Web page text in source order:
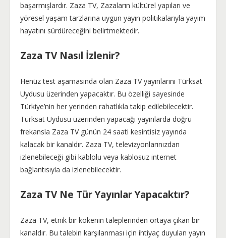
başarmışlardır. Zaza TV, Zazaların kültürel yapıları ve
yöresel yaşam tarzlarına uygun yayın politikalarıyla yayım
hayatını sürdüreceğini belirtmektedir.
Zaza TV Nasıl İzlenir?
Henüz test aşamasında olan Zaza TV yayınlarını Türksat
Uydusu üzerinden yapacaktır. Bu özelliği sayesinde
Türkiye’nin her yerinden rahatlıkla takip edilebilecektir.
Türksat Uydusu üzerinden yapacağı yayınlarda doğru
frekansla Zaza TV günün 24 saati kesintisiz yayında
kalacak bir kanaldır. Zaza TV, televizyonlarınızdan
izlenebileceği gibi kablolu veya kablosuz internet
bağlantısıyla da izlenebilecektir.
Zaza TV Ne Tür Yayınlar Yapacaktır?
Zaza TV, etnik bir kökenin taleplerinden ortaya çıkan bir
kanaldır. Bu talebin karşılanması için ihtiyaç duyulan yayın